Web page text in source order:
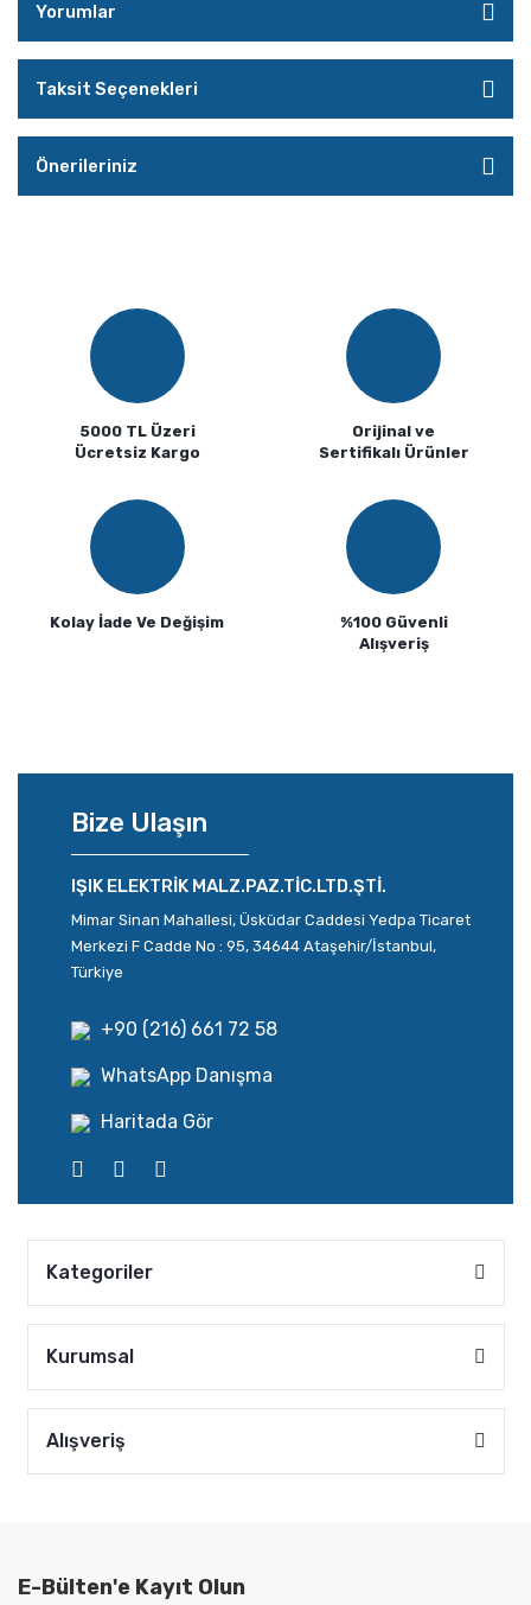
Yorumlar
Taksit Seçenekleri
Önerileriniz
5000 TL Üzeri
Ücretsiz Kargo
Orijinal ve
Sertifikalı Ürünler
Kolay İade Ve Değişim
%100 Güvenli
Alışveriş
Bize Ulaşın
IŞIK ELEKTRİK MALZ.PAZ.TİC.LTD.ŞTİ.
Mimar Sinan Mahallesi, Üsküdar Caddesi Yedpa Ticaret
Merkezi F Cadde No : 95, 34644 Ataşehir/İstanbul,
Türkiye
+90 (216) 661 72 58
WhatsApp Danışma
Haritada Gör
Kategoriler
Kurumsal
Alışveriş
E-Bülten'e Kayıt Olun